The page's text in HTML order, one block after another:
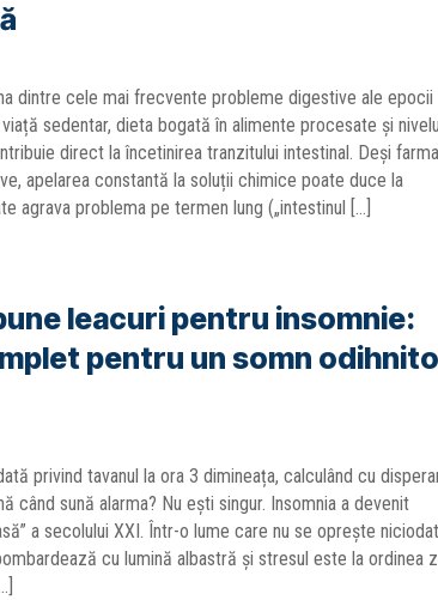
dintre cele mai frecvente probleme digestive ale epocii
sedentar, dieta bogată în alimente procesate și nivelul
direct la încetinirea tranzitului intestinal. Deși
apelarea constantă la soluții chimice poate duce la
agrava problema pe termen lung („intestinul […]
leacuri pentru insomnie:
pentru un somn
privind tavanul la ora 3 dimineața, calculând cu
când sună alarma? Nu ești singur. Insomnia a devenit
a secolului XXI. Într-o lume care nu se oprește
cu lumină albastră și stresul este la ordinea